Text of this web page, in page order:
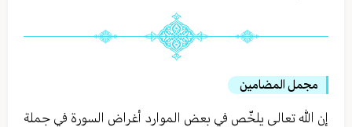
مجمل المضامين
إن الله تعالى يلخّص في بعض الموارد أغراض السورة في جملة